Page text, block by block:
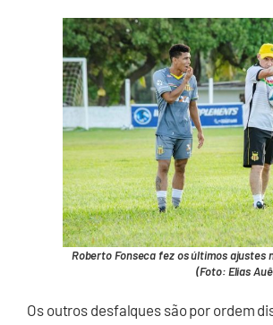
Roberto Fonseca fez os últimos ajustes
(Foto: Elias
Os outros desfalques são por ordem